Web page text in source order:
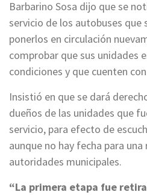
Barbarino Sosa dijo que se
servicio de los autobuses que
ponerlos en circulación
comprobar que sus unidades
condiciones y que cuenten
Insistió en que se dará
dueños de las unidades que
servicio, para efecto de
aunque no hay fecha para una
autoridades municipales.
“La primera etapa fue